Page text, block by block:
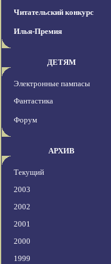
Читательский конкурс
Илья-Премия
ДЕТЯМ
Электронные пампасы
Фантастика
Форум
АРХИВ
Текущий
2003
2002
2001
2000
1999